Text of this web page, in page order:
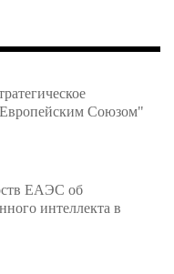
Европейским Союзом"
ЕАЭС об
интеллекта в